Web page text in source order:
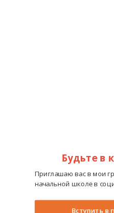
Будьте в
Приглашаю вас в мои
начальной школе в
Вступить в